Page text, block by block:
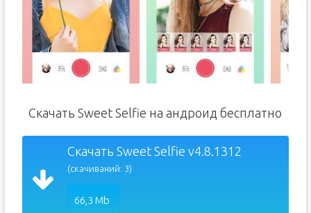
Скачать Sweet Selfie на андроид бесплатно
Скачать Sweet Selfie v4.8.1312
(скачиваний: 3)
66,3 Mb